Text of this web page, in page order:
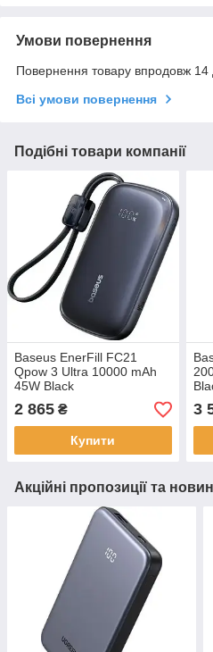
Умови повернення
Повернення товару впродовж 14
Всі умови повернення
Подібні товари компанії
Baseus EnerFill FC21
Qpow 3 Ultra 10000 mAh
45W Black
2 865 ₴
Купити
3
Акційні пропозиції та